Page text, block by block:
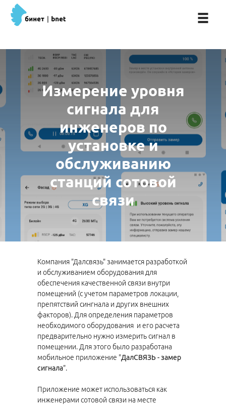
Измерение уровня
сигнала для
инженеров по
установке и
обслуживанию
станций сотовой
связи
Компания "Далсвязь" занимается разработкой
и обслуживанием оборудования для
обеспечения качественной связи внутри
помещений (с учетом параметров локации,
препятствий сингнала и других внешних
факторов). Для определения параметров
необходимого оборудования и его расчета
предварительно нужно измерить сигнал в
помещении. Для этого было разработана
мобильное приложение "ДалСВЯЗЬ - замер
сигнала".
Приложение может использоваться как
инженерами сотовой связи на месте